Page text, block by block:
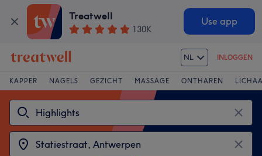
Treatwell
130K
Use app
NL INLOGGEN
KAPPER NAGELS GEZICHT MASSAGE ONTHAREN